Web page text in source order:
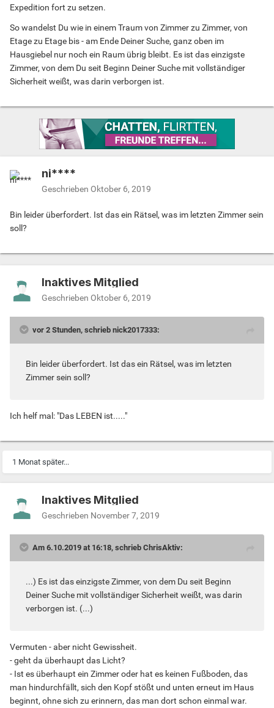
Expedition fort zu setzen.
So wandelst Du wie in einem Traum von Zimmer zu Zimmer, von
Etage zu Etage bis - am Ende Deiner Suche, ganz oben im
Hausgiebel nur noch ein Raum übrig bleibt. Es ist das einzigste
Zimmer, von dem Du seit Beginn Deiner Suche mit vollständiger
Sicherheit weißt, was darin verborgen ist.
ni****
Geschrieben Oktober 6, 2019
Bin leider überfordert. Ist das ein Rätsel, was im letzten Zimmer sein
soll?
Inaktives Mitglied
Geschrieben Oktober 6, 2019
vor 2 Stunden, schrieb nick2017333:
Bin leider überfordert. Ist das ein Rätsel, was im letzten
Zimmer sein soll?
Ich helf mal: "Das LEBEN ist....."
1 Monat später...
Inaktives Mitglied
Geschrieben November 7, 2019
Am 6.10.2019 at 16:18, schrieb ChrisAktiv:
...) Es ist das einzigste Zimmer, von dem Du seit Beginn
Deiner Suche mit vollständiger Sicherheit weißt, was darin
verborgen ist. (...)
Vermuten - aber nicht Gewissheit.
- geht da überhaupt das Licht?
- Ist es überhaupt ein Zimmer oder hat es keinen Fußboden, das
man hindurchfällt, sich den Kopf stößt und unten erneut im Haus
beginnt, ohne sich zu erinnern, das man dort schon einmal war.